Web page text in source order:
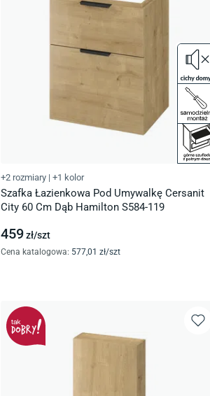
+2 rozmiary | +1 kolor
Szafka Łazienkowa Pod Umywalkę Cersanit
City 60 Cm Dąb Hamilton S584-119
459zł/szt
Cena katalogowa: 577,01 zł/szt